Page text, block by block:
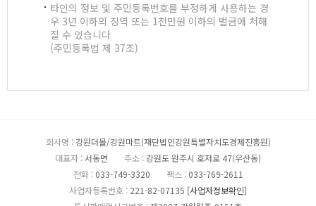
타인의 정보 및 주민등록번호를 부정하게 사용하는 경
우 3년 이하의 징역 또는 1천만원 이하의 벌금에 처해
질 수 있습니다
(주민등록법 제 37조)
회사명 : 강원더몰/강원마트(재단법인강원특별자치도경제진흥원)
대표자 :서동면 주소 :강원도 원주시 호저로 47(우산동)
전화 : 033-749-3320 팩스 : 033-769-2611
사업자등록번호 : 221-82-07135 [사업자정보확인]